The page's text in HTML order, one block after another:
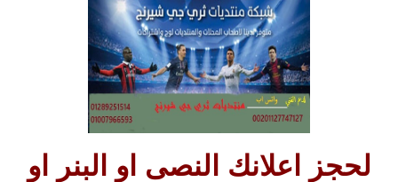
لحجز اعلانك النصى او البنر او